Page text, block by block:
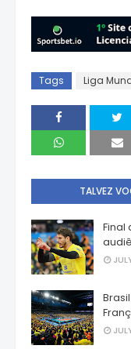
Tags Liga
TALVEZ
Final